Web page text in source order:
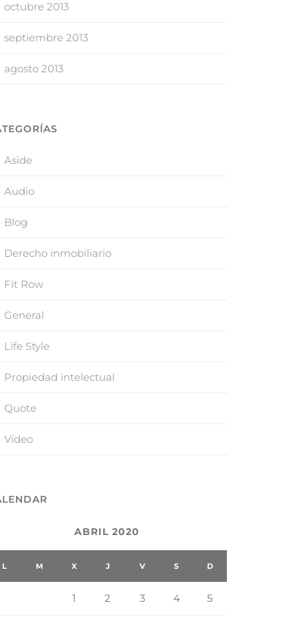
octubre 2013
septiembre 2013
agosto 2013
Aside
Audio
Blog
Derecho inmobiliario
Fit Row
General
Life Style
Propiedad intelectual
Quote
Video
ABRIL 2020
L M X J V S D
1 2 3 4 5